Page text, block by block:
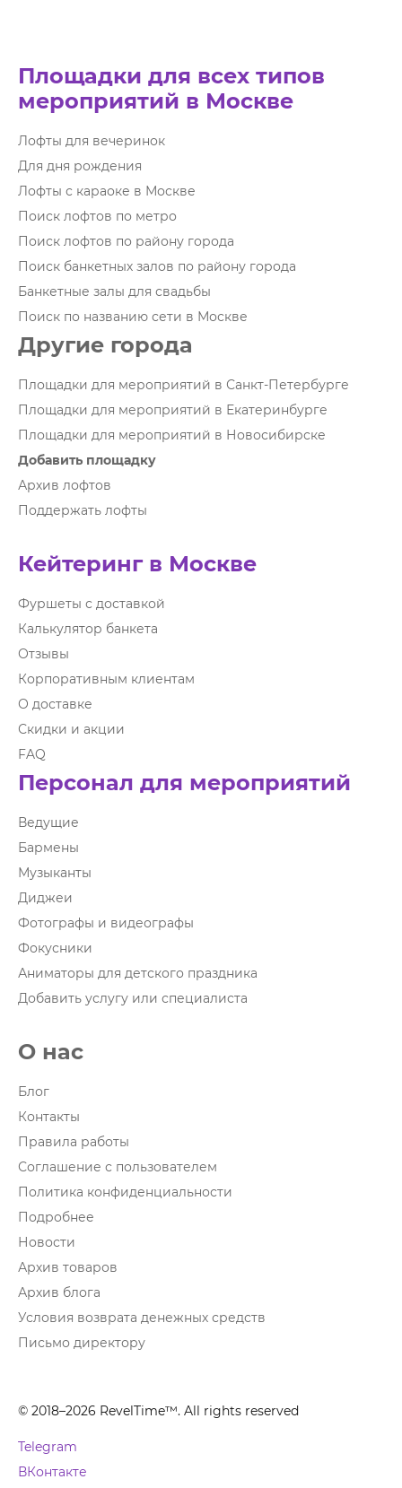
Площадки для всех типов
мероприятий в Москве
Лофты для вечеринок
Для дня рождения
Лофты с караоке в Москве
Поиск лофтов по метро
Поиск лофтов по району города
Поиск банкетных залов по району города
Банкетные залы для свадьбы
Поиск по названию сети в Москве
Другие города
Площадки для мероприятий в Санкт-Петербурге
Площадки для мероприятий в Екатеринбурге
Площадки для мероприятий в Новосибирске
Добавить площадку
Архив лофтов
Поддержать лофты
Кейтеринг в Москве
Фуршеты с доставкой
Калькулятор банкета
Отзывы
Корпоративным клиентам
О доставке
Скидки и акции
FAQ
Персонал для мероприятий
Ведущие
Бармены
Музыканты
Диджеи
Фотографы и видеографы
Фокусники
Аниматоры для детского праздника
Добавить услугу или специалиста
О нас
Блог
Контакты
Правила работы
Соглашение с пользователем
Политика конфиденциальности
Подробнее
Новости
Архив товаров
Архив блога
Условия возврата денежных средств
Письмо директору
© 2018–2026 RevelTime™. All rights reserved
Telegram
ВКонтакте